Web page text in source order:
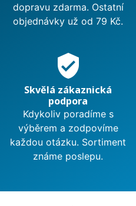
dopravu zdarma. Ostatní
objednávky už od 79 Kč.
verified_user
Skvělá zákaznická
podpora
Kdykoliv poradíme s
výběrem a zodpovíme
každou otázku. Sortiment
známe poslepu.